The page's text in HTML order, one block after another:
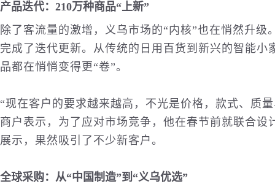
产品迭代：210万种商品“上新”
除了客流量的激增，义乌市场的“内核”也在悄然升
完成了迭代更新。从传统的日用百货到新兴的智能
品都在悄悄变得更“卷”。
“现在客户的要求越来越高，不光是价格，款式、质
商户表示，为了应对市场竞争，他在春节前就联合
展示，果然吸引了不少新客户。
全球采购：从“中国制造”到“义乌优选”